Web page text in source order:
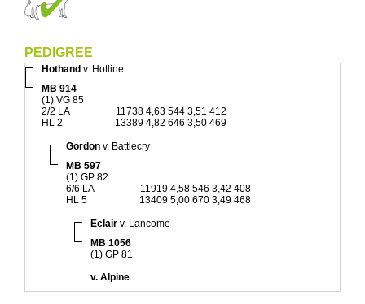
PEDIGREE
Hothand v. Hotline
MB 914
(1) VG 85
2/2 LA
11738 4,63 544 3,51 412
HL 2
13389 4,82 646 3,50 469
Gordon v. Battlecry
MB 597
(1) GP 82
6/6 LA
11919 4,58 546 3,42 408
HL 5
13409 5,00 670 3,49 468
Eclair v. Lancome
MB 1056
(1) GP 81
v. Alpine